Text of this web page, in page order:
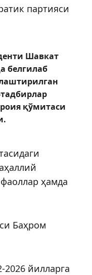
партияси
Шавкат
белгилаб
қўмитаси
ҳамда
Баҳром
2026 йилларга